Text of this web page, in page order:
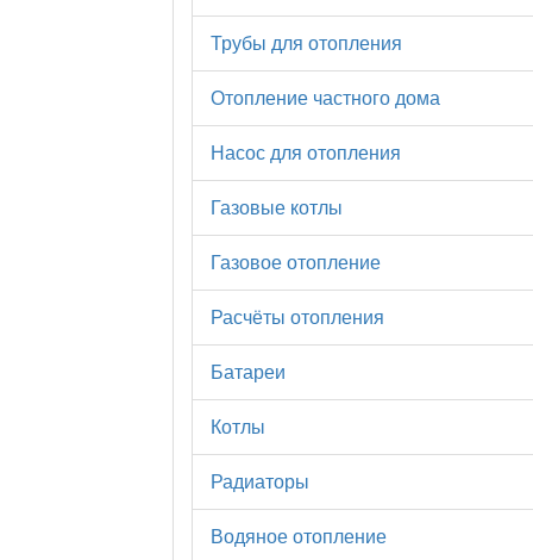
Трубы для отопления
Отопление частного дома
Насос для отопления
Газовые котлы
Газовое отопление
Расчёты отопления
Батареи
Котлы
Радиаторы
Водяное отопление